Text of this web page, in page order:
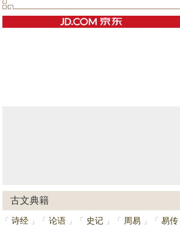
古文典籍
「 诗经 」 「 论语 」 「 史记 」 「 周易 」 「 易传